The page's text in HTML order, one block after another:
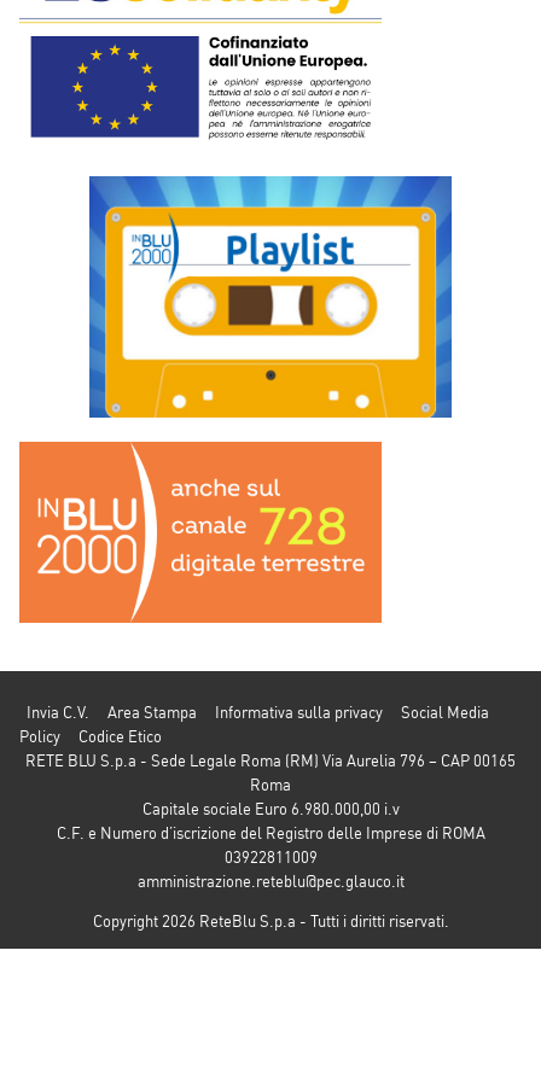
Invia C.V. Area Stampa Informativa sulla privacy
Social Media
Policy
Codice Etico
RETE BLU S.p.a - Sede Legale Roma (RM) Via Aurelia 796 – CAP 00165
Roma
Capitale sociale Euro 6.980.000,00 i.v
C.F. e Numero d’iscrizione del Registro delle Imprese di ROMA
03922811009
amministrazione.reteblu@pec.glauco.it
Copyright 2026 ReteBlu S.p.a - Tutti i diritti riservati.